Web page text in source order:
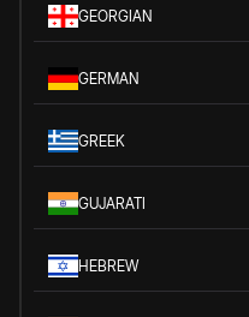
GEORGIAN
GERMAN
GREEK
GUJARATI
HEBREW